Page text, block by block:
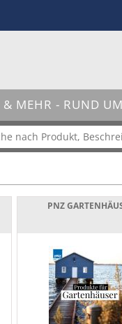
MEHR - RUND
PNZ